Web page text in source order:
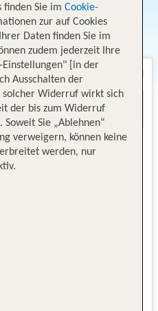
finden Sie im Cookie-
zur auf Cookies
Daten finden Sie im
zudem jederzeit Ihre
Einstellungen" [in der
Ausschalten der
Widerruf wirkt sich
der bis zum Widerruf
Sie „Ablehnen“
verweigern, können keine
werden, nur